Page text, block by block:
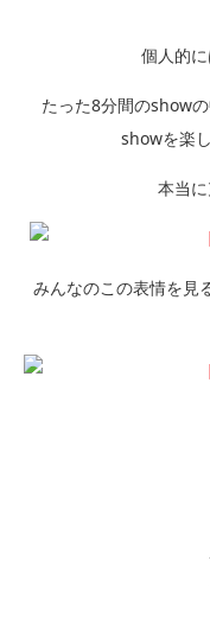
個人的に
たった8分間のshow
showを楽
本当に
みんなのこの表情を見